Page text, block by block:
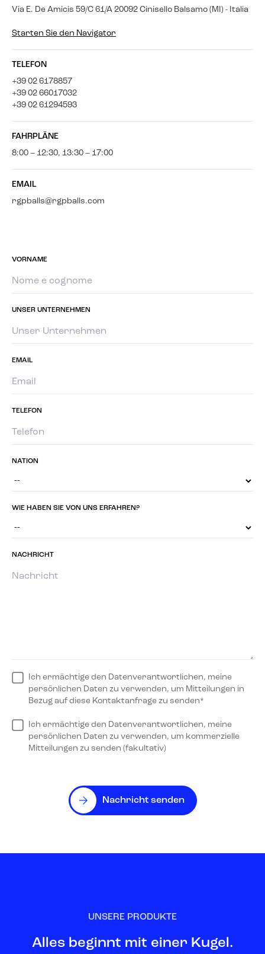
Via E. De Amicis 59/C 61/A 20092 Cinisello Balsamo (MI) - Italia
Starten Sie den Navigator
TELEFON
+39 02 6178857
+39 02 66017032
+39 02 61294593
FAHRPLÄNE
8:00 – 12:30, 13:30 – 17:00
EMAIL
rgpballs@rgpballs.com
VORNAME
UNSER UNTERNEHMEN
EMAIL
TELEFON
NATION
WIE HABEN SIE VON UNS ERFAHREN?
NACHRICHT
Ich ermächtige den Datenverantwortlichen, meine
persönlichen Daten zu verwenden, um Mitteilungen in
Bezug auf diese Kontaktanfrage zu senden*
Ich ermächtige den Datenverantwortlichen, meine
persönlichen Daten zu verwenden, um kommerzielle
Mitteilungen zu senden (fakultativ)
Nachricht senden
UNSERE PRODUKTE
Alles beginnt mit einer Kugel.